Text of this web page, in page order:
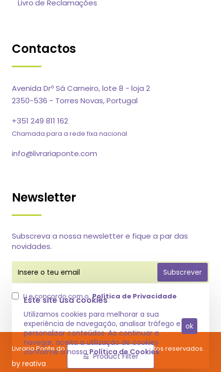
Este site usa cookies
Utilizamos cookies para melhorar a sua
experiência de navegação, analisar tráfego e
personalizar conteúdos. Ao continuar a
navegar, aceita a utilização de cookies
conforme a nossaPolítica de Cookies.
ok
Livro de Reclamações
Contactos
Avenida Drº Sá Carneiro, lote 8 - loja 2
2350-536 - Torres Novas, Portugal
+351 249 811 162
Chamada para a rede fixa nacional
info@livrariaponte.com
Newsletter
Subscreva a nossa newsletter e fique a par das
novidades.
Insere
teu
email
Subscrever
Li e concordo com o Política de Privacidade
Livraria Ponte do Raro @ 2025 Todos os direitos reservados.
by reativa
Product Filter